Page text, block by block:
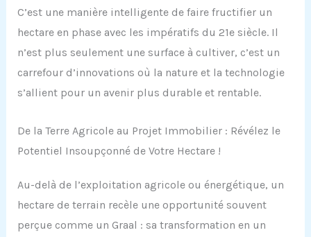
C’est une manière intelligente de faire fructifier un
hectare en phase avec les impératifs du 21e siècle. Il
n’est plus seulement une surface à cultiver, c’est un
carrefour d’innovations où la nature et la technologie
s’allient pour un avenir plus durable et rentable.
De la Terre Agricole au Projet Immobilier : Révélez le
Potentiel Insoupçonné de Votre Hectare !
Au-delà de l’exploitation agricole ou énergétique, un
hectare de terrain recèle une opportunité souvent
perçue comme un Graal : sa transformation en un